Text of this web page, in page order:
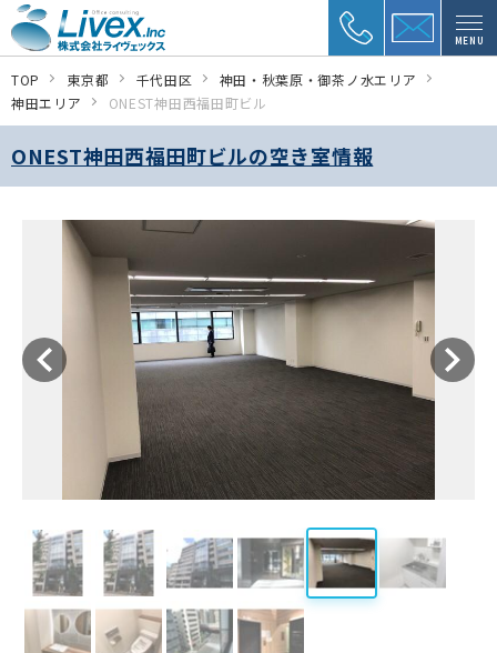
MENU
TOP 東京都 千代田区
神田・秋葉原・御茶ノ水エリア
神田エリア
ONEST神田西福田町ビル
ONEST神田西福田町ビルの空き室情報